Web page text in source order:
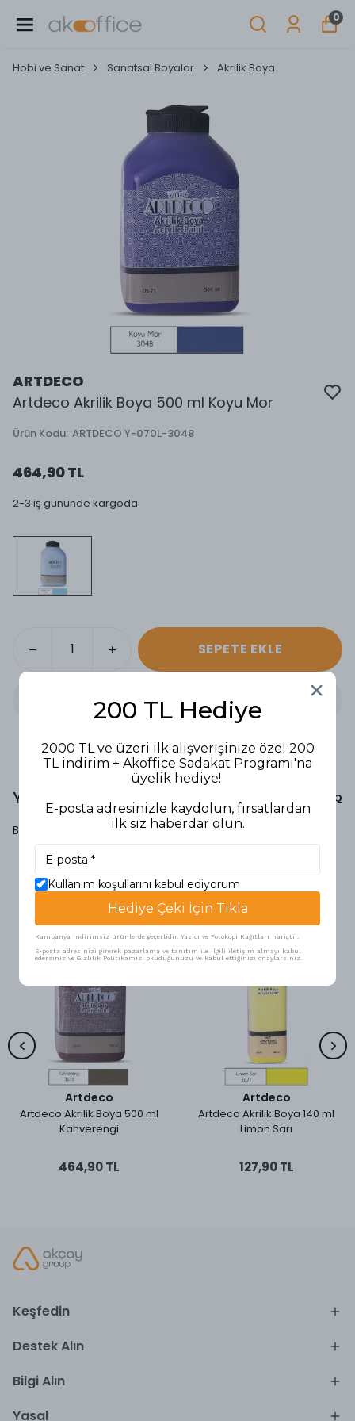
0
Hobi ve Sanat Sanatsal Boyalar Akrilik Boya
ARTDECO
Artdeco Akrilik Boya 500 ml Koyu Mor
Ürün Kodu: ARTDECO Y-070L-3048
464,90 TL
2-3 iş gününde kargoda
SEPETE EKLE
Yorumlar Yorum Yap
Bu ürün için henüz yorum yapılmamış.
Benzer Ürünler
Artdeco
Artdeco Akrilik Boya 500 ml
Kahverengi
464,90 TL
Artdeco
Artdeco Akrilik Boya 140 ml
Limon Sarı
127,90 TL
Keşfedin
Destek Alın
Bilgi Alın
Yasal
200 TL Hediye
2000 TL ve üzeri ilk alışverişinize özel 200
TL indirim + Akoffice Sadakat Programı'na
üyelik hediye!
E-posta adresinizle kaydolun, fırsatlardan
ilk siz haberdar olun.
Kullanım koşullarını kabul ediyorum
Hediye Çeki İçin Tıkla
Kampanya indirimsiz ürünlerde geçerlidir. Yazıcı ve Fotokopi Kağıtları hariçtir.
E-posta adresinizi girerek pazarlama ve tanıtım ile ilgili iletişim almayı kabul
edersiniz ve Gizlilik Politikamızı okuduğunuzu ve kabul ettiğinizi onaylarsınız.